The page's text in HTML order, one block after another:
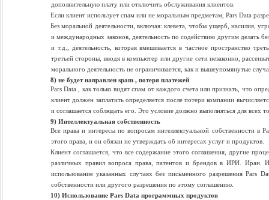
дополнительную плату или отключить обслуживания клиентов.
Если клиент использует спам или не моральным предметам, Pars Data
Без моральной деятельности, включая: клевета, чтобы ущерб, насилия,
и международных законов, деятельность по содействию другим делать
и т.д., деятельность, которая вмешивается в частное пространство
третьей стороны, вводя в компьютер или другие сети незаконно,
морального деятельность не ограничивается, как и вышеупомянутые
8) не будет направлен spam , потеря платежей
Pars Data , как только видят спам от каждого счета или признать, что
клиент должен заплатить определяется после потери компании
и соглашается соблюдать его. Это условие должно выполняться для всех
9) Интеллектуальная собственность
Все права и интересы по вопросам интеллектуальной собственности в
этого права, и он обязан не утверждать об интересах услуг и продуктов.
Клиент соглашается, что все содержание этого соглашения, другие
различных правил вопроса права, патентов и брендов в ИРИ. Иран.
использование указанных случаях без письменного разрешения
собственности или другого разрешения по этому соглашению.
10) Использование Pars Data программных продуктов